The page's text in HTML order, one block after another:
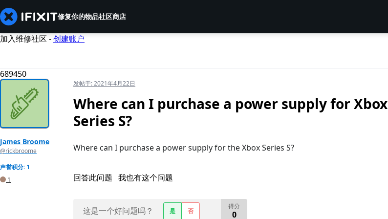
修复你的物品社区商店
加入维修社区 -创建账户
689450
James Broome
@rickbroome
声誉积分: 1
1
发帖于:2021年4月22日
Where can I purchase a power supply for Xbox
Series S?
Where can I purchase a power supply for the Xbox Series S?
回答此问题 我也有这个问题
这是一个好问题吗？ 是 否
得分
0